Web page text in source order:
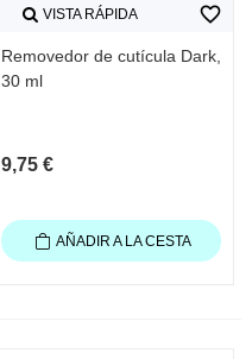
VISTA RÁPIDA
Removedor de cutícula Dark,
30 ml
9,75 €
favorite_border
AÑADIR A LA CESTA